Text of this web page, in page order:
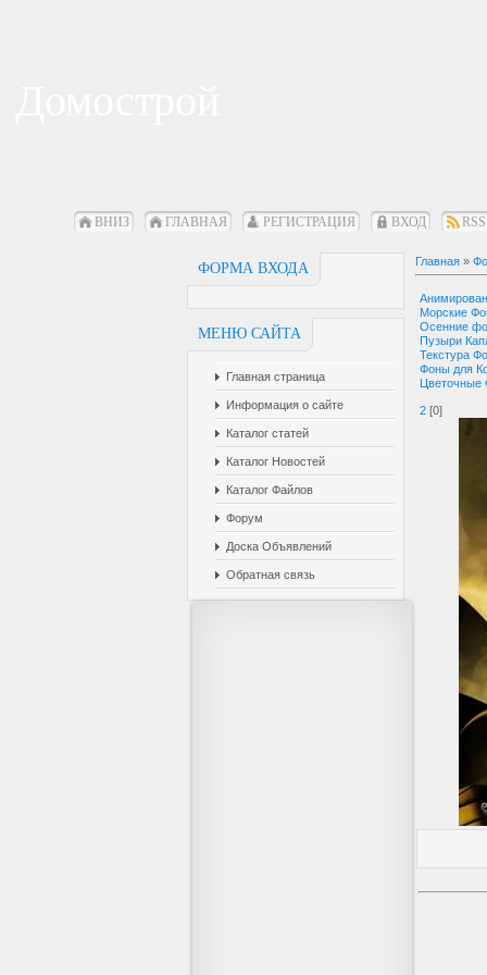
ВНИЗ ГЛАВНАЯ РЕГИСТРАЦИЯ ВХОД RSS
ФОРМА ВХОДА
МЕНЮ САЙТА
Главная страница
Информация о сайте
Каталог статей
Каталог Новостей
Каталог Файлов
Форум
Доска Объявлений
Обратная связь
Главная »
Морские
Осенние
Пузыри
Текстура
Фоны для
Цветочные
2 [0]